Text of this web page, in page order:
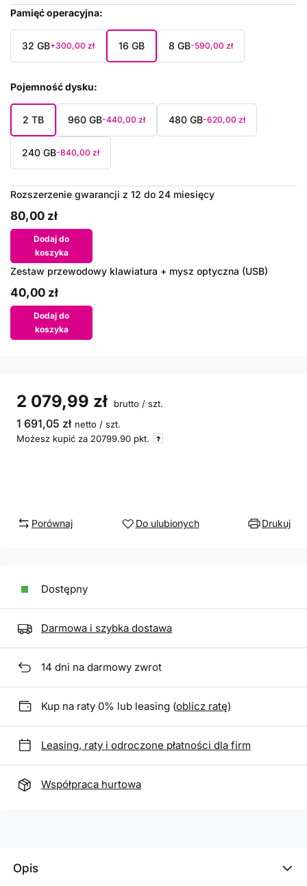
Pamięć operacyjna
32 GB+300,00 zł 16 GB 8 GB-590,00 zł
Pojemność dysku
2 TB 960 GB-440,00 zł 480 GB-620,00 zł
240 GB-840,00 zł
Rozszerzenie gwarancji z 12 do 24 miesięcy
80,00 zł
Dodaj do
koszyka
Zestaw przewodowy klawiatura + mysz optyczna (USB)
40,00 zł
Dodaj do
koszyka
2 079,99 zł brutto / szt.
1 691,05 zł netto / szt.
Możesz kupić za 20799.90 pkt.
Porównaj Do ulubionych Drukuj
Dostępny
Darmowa i szybka dostawa
14 dni na darmowy zwrot
Kup na raty 0% lub leasing (oblicz ratę)
Leasing, raty i odroczone płatności dla firm
Współpraca hurtowa
Opis